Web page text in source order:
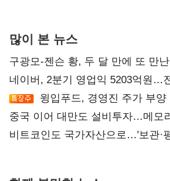
많이 본 뉴스
구광모-젠슨 황, 두 달 만에 또 만
네이버, 2분기 영업익 5203억원…
윙입푸드, 경영진 주가 부양
중국 이어 대만도 설비투자…메모
비트코인도 국가자산으로…'보관·